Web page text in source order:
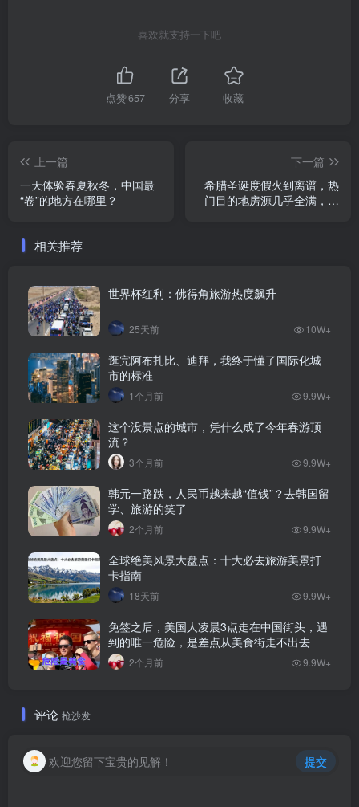
喜欢就支持一下吧
点赞657 分享 收藏
上一篇
一天体验春夏秋冬，中国最
“卷”的地方在哪里？
下一篇
希腊圣诞度假火到离谱，热
门目的地房源几乎全满，这
相关推荐
世界杯红利：佛得角旅游热度飙升
25天前 10W+
逛完阿布扎比、迪拜，我终于懂了国际化城
市的标准
1个月前 9.9W+
这个没景点的城市，凭什么成了今年春游顶
流？
3个月前 9.9W+
韩元一路跌，人民币越来越“值钱”？去韩国留
学、旅游的笑了
2个月前 9.9W+
全球绝美风景大盘点：十大必去旅游美景打
卡指南
18天前 9.9W+
免签之后，美国人凌晨3点走在中国街头，遇
到的唯一危险，是差点从美食街走不出去
2个月前 9.9W+
评论 抢沙发
欢迎您留下宝贵的见解！ 提交